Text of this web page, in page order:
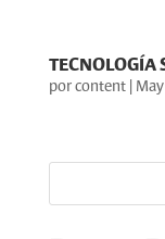
TECNOLOGÍA
por content|